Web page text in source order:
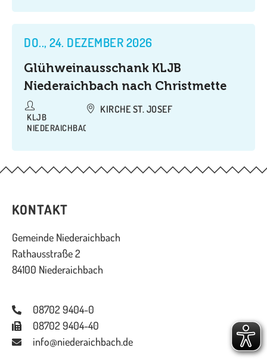
DO.., 24. DEZEMBER 2026
Glühweinausschank KLJB
Niederaichbach nach Christmette
KIRCHE ST. JOSEF
KLJB
NIEDERAICHBACH
KONTAKT
Gemeinde Niederaichbach
Rathausstraße 2
84100 Niederaichbach
08702 9404-0
08702 9404-40
info@niederaichbach.de